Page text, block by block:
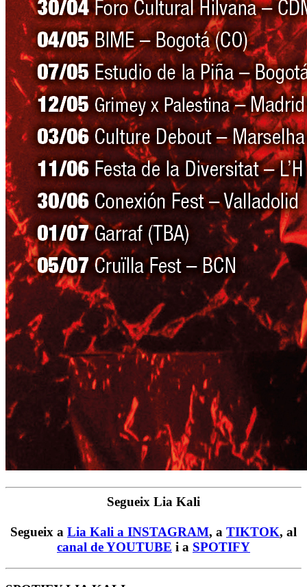
Segueix Lia Kali
Segueix a Lia Kali a INSTAGRAM, a TIKTOK, al
canal de YOUTUBE i a SPOTIFY